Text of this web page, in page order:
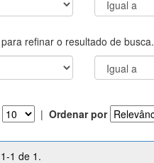
refinar o resultado de busca.
| Ordenar por
1 de 1.